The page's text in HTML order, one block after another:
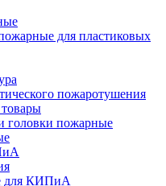
для пластиковых
пожаротушения
головки пожарные
для КИПиА